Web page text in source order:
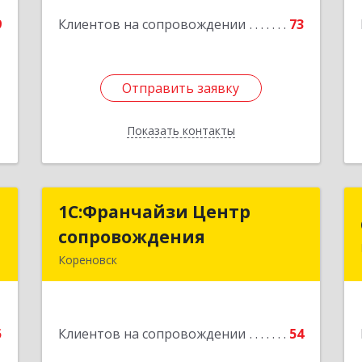
Клиентов на сопровождении 73
Отправить заявку
Показать контакты
Подробнее
Отправить заявку
Назад
1С:Франчайзи Центр
сопровождения
Кореновск
Клиентов на сопровождении 54
1С:Франчайзи Центр
сопровождения